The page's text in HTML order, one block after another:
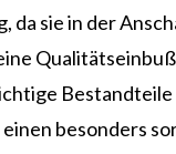
sie in der
besonders